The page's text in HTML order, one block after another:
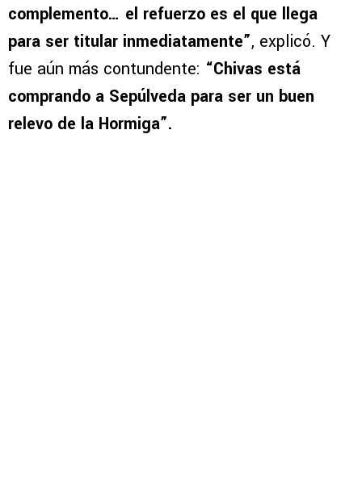
complemento… el refuerzo es el que llega
para ser titular inmediatamente”, explicó. Y
fue aún más contundente: “Chivas está
comprando a Sepúlveda para ser un buen
relevo de la Hormiga”.